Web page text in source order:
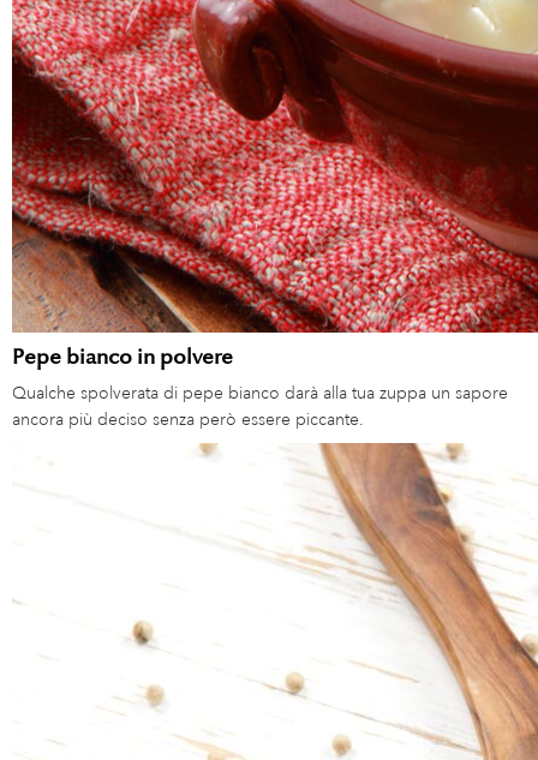
Pepe bianco in polvere
Qualche spolverata di pepe bianco darà alla tua zuppa un sapore
ancora più deciso senza però essere piccante.